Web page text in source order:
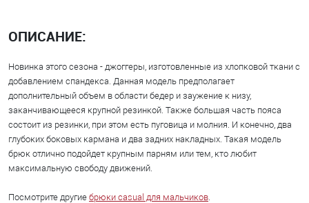
ОПИСАНИЕ:
Новинка этого сезона - джоггеры, изготовленные из хлопковой ткани с
добавлением спандекса. Данная модель предполагает
дополнительный объем в области бедер и заужение к низу,
заканчивающееся крупной резинкой. Также большая часть пояса
состоит из резинки, при этом есть пуговица и молния. И конечно, два
глубоких боковых кармана и два задних накладных. Такая модель
брюк отлично подойдет крупным парням или тем, кто любит
максимальную свободу движений.
Посмотрите другие брюки casual для мальчиков.